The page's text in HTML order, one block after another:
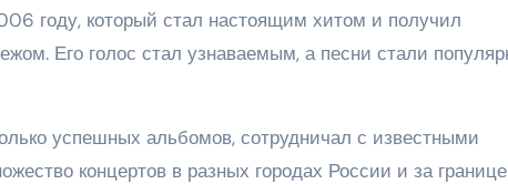
году, который стал настоящим хитом и получил
Его голос стал узнаваемым, а песни стали
успешных альбомов, сотрудничал с известными
концертов в разных городах России и за